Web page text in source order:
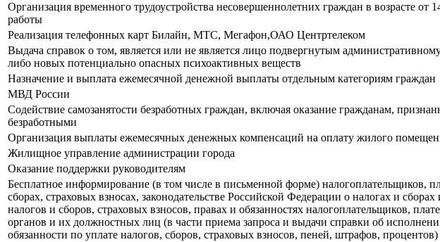
Организация временного трудоустройства несовершеннолетних граждан в возрасте
работы
Реализация телефонных карт Билайн, МТС, Мегафон,ОАО Центртелеком
Выдача справок о том, является или не является лицо подвергнутым
либо новых потенциально опасных психоактивных веществ
Назначение и выплата ежемесячной денежной выплаты отдельным категориям граждан
МВД России
Содействие самозанятости безработных граждан, включая оказание гражданам,
безработными
Организация выплаты ежемесячных денежных компенсаций на оплату жилого
Жилищное управление администрации города
Оказание поддержки руководителям
Бесплатное информирование (в том числе в письменной форме) налогоплательщиков,
сборах, страховых взносах, законодательстве Российской Федерации о налогах и
налогов и сборов, страховых взносов, правах и обязанностях налогоплательщиков,
органов и их должностных лиц (в части приема запроса и выдачи справки об
обязанности по уплате налогов, сборов, страховых взносов, пеней, штрафов, процентов)